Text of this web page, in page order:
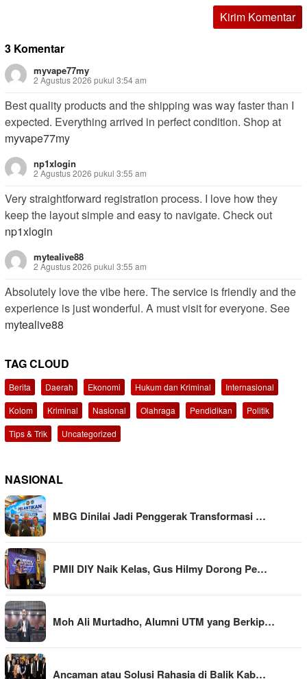
3 Komentar
myvape77my
2 Agustus 2026 pukul 3:54 am
Best quality products and the shipping was way faster than I
expected. Everything arrived in perfect condition. Shop at
myvape77my
np1xlogin
2 Agustus 2026 pukul 3:55 am
Very straightforward registration process. I love how they
keep the layout simple and easy to navigate. Check out
np1xlogin
mytealive88
2 Agustus 2026 pukul 3:55 am
Absolutely love the vibe here. The service is friendly and the
experience is just wonderful. A must visit for everyone. See
mytealive88
TAG CLOUD
Berita Daerah Ekonomi Hukum dan Kriminal
Internasional
Kolom
Kriminal Nasional Olahraga Pendidikan
Politik
Tips & Trik
Uncategorized
NASIONAL
MBG Dinilai Jadi Penggerak Transformasi …
PMII DIY Naik Kelas, Gus Hilmy Dorong Pe…
Moh Ali Murtadho, Alumni UTM yang Berkip…
Ancaman atau Solusi Rahasia di Balik Kab…